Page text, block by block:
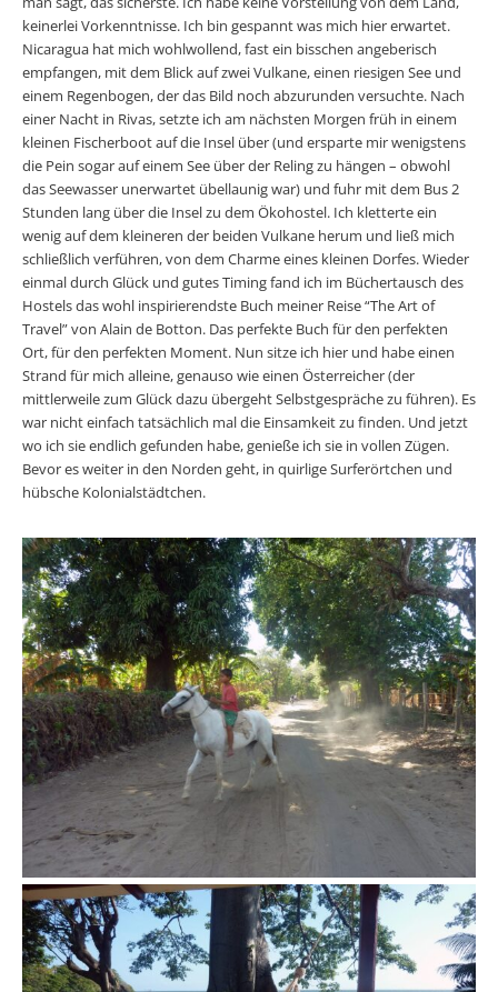
keinerlei Vorkenntnisse. Ich bin gespannt was mich hier erwartet.
Nicaragua hat mich wohlwollend, fast ein bisschen angeberisch
empfangen, mit dem Blick auf zwei Vulkane, einen riesigen See und
einem Regenbogen, der das Bild noch abzurunden versuchte. Nach
einer Nacht in Rivas, setzte ich am nächsten Morgen früh in einem
kleinen Fischerboot auf die Insel über (und ersparte mir wenigstens
die Pein sogar auf einem See über der Reling zu hängen – obwohl
das Seewasser unerwartet übellaunig war) und fuhr mit dem Bus 2
Stunden lang über die Insel zu dem Ökohostel. Ich kletterte ein
wenig auf dem kleineren der beiden Vulkane herum und ließ mich
schließlich verführen, von dem Charme eines kleinen Dorfes. Wieder
einmal durch Glück und gutes Timing fand ich im Büchertausch des
Hostels das wohl inspirierendste Buch meiner Reise “The Art of
Travel” von Alain de Botton. Das perfekte Buch für den perfekten
Ort, für den perfekten Moment. Nun sitze ich hier und habe einen
Strand für mich alleine, genauso wie einen Österreicher (der
mittlerweile zum Glück dazu übergeht Selbstgespräche zu führen). Es
war nicht einfach tatsächlich mal die Einsamkeit zu finden. Und jetzt
wo ich sie endlich gefunden habe, genieße ich sie in vollen Zügen.
Bevor es weiter in den Norden geht, in quirlige Surferörtchen und
hübsche Kolonialstädtchen.